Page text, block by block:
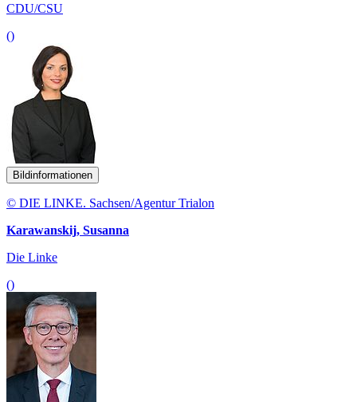
CDU/CSU
()
Bildinformationen
© DIE LINKE. Sachsen/Agentur Trialon
Karawanskij, Susanna
Die Linke
()